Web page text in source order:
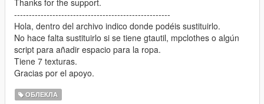
-----------------------------------------------------
Hola, dentro del archivo indico donde podéis sustituirlo.
No hace falta sustituirlo si se tiene gtautil, mpclothes o algún
script para añadir espacio para la ropa.
Tiene 7 texturas.
Gracias por el apoyo.
ОБЛЕКЛА